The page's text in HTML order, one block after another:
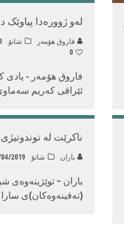
لەو ژوورەدا پیاوێک
فاروق هۆمه‌ر شانۆ
0
فاروق هۆمه‌ر - یادی
ئێراقی كه‌ریم
ناكرێت له‌
باران شانۆ 2019
باران ~ توێژینه‌وه‌ی
(ته‌قینه‌وه‌كان)ی